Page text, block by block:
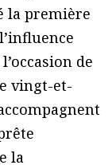
la première
de
vingt-et-
la